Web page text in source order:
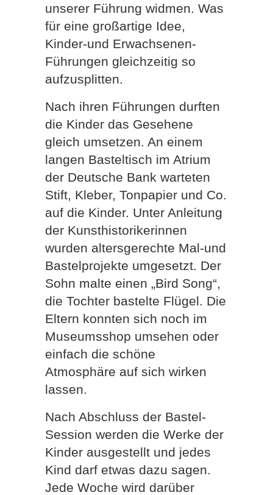
unserer Führung widmen. Was
für eine großartige Idee,
Kinder-und Erwachsenen-
Führungen gleichzeitig so
aufzusplitten.
Nach ihren Führungen durften
die Kinder das Gesehene
gleich umsetzen. An einem
langen Basteltisch im Atrium
der Deutsche Bank warteten
Stift, Kleber, Tonpapier und Co.
auf die Kinder. Unter Anleitung
der Kunsthistorikerinnen
wurden altersgerechte Mal-und
Bastelprojekte umgesetzt. Der
Sohn malte einen „Bird Song“,
die Tochter bastelte Flügel. Die
Eltern konnten sich noch im
Museumsshop umsehen oder
einfach die schöne
Atmosphäre auf sich wirken
lassen.
Nach Abschluss der Bastel-
Session werden die Werke der
Kinder ausgestellt und jedes
Kind darf etwas dazu sagen.
Jede Woche wird darüber